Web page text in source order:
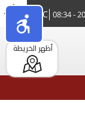
28°C
أظهر الخريطة